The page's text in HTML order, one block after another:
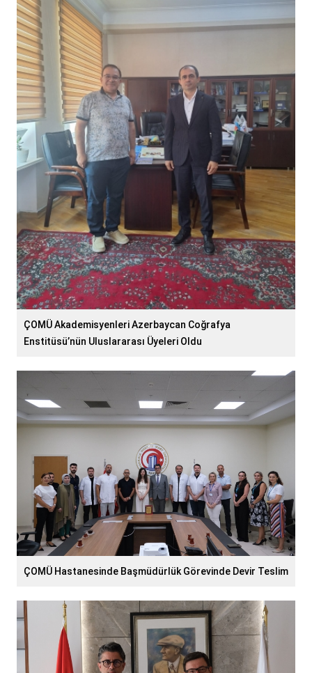
ÇOMÜ Akademisyenleri Azerbaycan Coğrafya
Enstitüsü’nün Uluslararası Üyeleri Oldu
ÇOMÜ Hastanesinde Başmüdürlük Görevinde Devir Teslim